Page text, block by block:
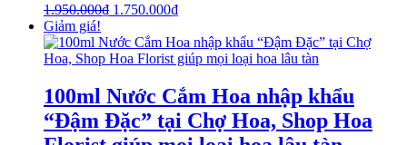
1.950.000₫ 1.750.000₫
Giảm giá!
100ml Nước Cắm Hoa nhập khẩu
“Đậm Đặc” tại Chợ Hoa, Shop Hoa